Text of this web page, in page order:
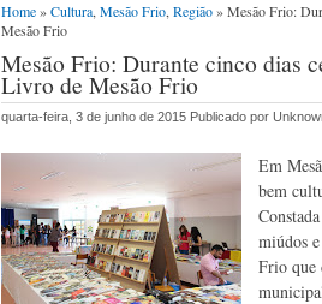
Home»Cultura Mesão Frio Região» Mesão Frio:
Mesão Frio
Mesão Frio: Durante cinco dias
Livro de Mesão Frio
quarta-feira, 3 de junho de 2015 Publicado por
Em
bem
miúdos
Frio que